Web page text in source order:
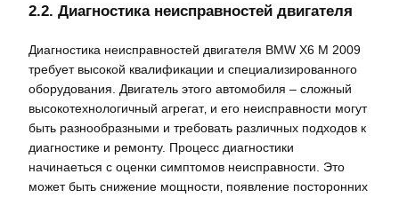
2.2. Диагностика неисправностей двигателя
Диагностика неисправностей двигателя BMW X6 M 2009
требует высокой квалификации и специализированного
оборудования. Двигатель этого автомобиля – сложный
высокотехнологичный агрегат‚ и его неисправности могут
быть разнообразными и требовать различных подходов к
диагностике и ремонту. Процесс диагностики
начинаеться с оценки симптомов неисправности. Это
может быть снижение мощности‚ появление посторонних